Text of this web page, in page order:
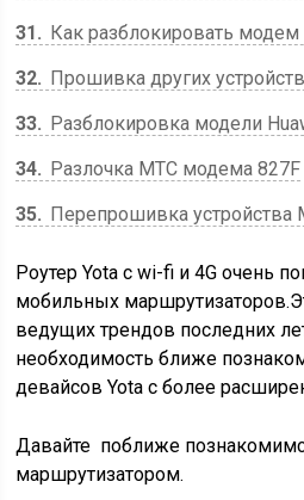
31
Как разблокировать
32
Прошивка других
33
Разблокировка модели
34
Разлочка МТС модема 827F
35
Перепрошивка устройства
Роутер Yota с wi-fi и 4G очень
мобильных
ведущих трендов последних
необходимость ближе
девайсов Yota с более
Давайте поближе
маршрутизатором.